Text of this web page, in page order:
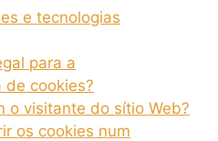
e tecnologias
para a
cookies?
o visitante do sítio Web?
os cookies num